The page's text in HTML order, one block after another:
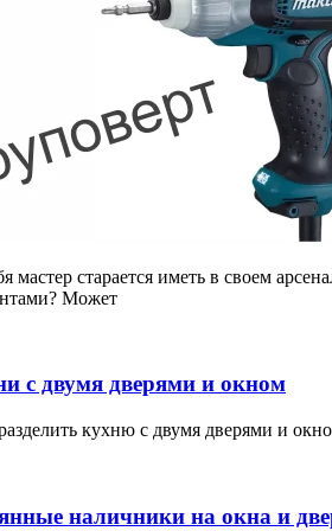
старается иметь в своем
Может
с двумя дверями и окном
кухню с двумя дверями и
наличники на окна и